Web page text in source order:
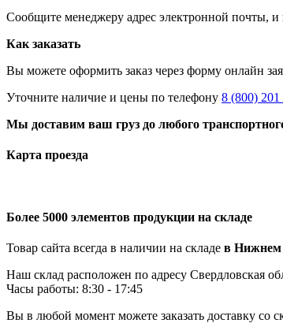
Сообщите менеджеру адрес электронной почты,
Как заказать
Вы можете оформить заказ через форму онлайн
Уточните наличие и цены по телефону 8 (800) 201
Мы доставим ваш груз до любого
Карта проезда
Более 5000 элементов продукции на складе
Товар сайта всегда в наличии на складе в Нижнем
Наш склад расположен по адресу Свердловская
Часы работы: 8:30 - 17:45
Вы в любой момент можете заказать доставку со